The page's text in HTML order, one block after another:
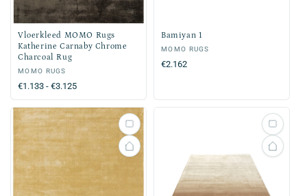
Vloerkleed MOMO Rugs
Katherine Carnaby Chrome
Charcoal Rug
Verkoper:
MOMO RUGS
Normale
prijs
€1.133 - €3.125
Bamiyan 1
Verkoper:
MOMO RUGS
Normale
€2.162